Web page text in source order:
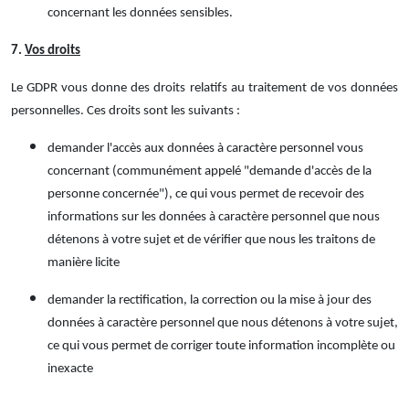
concernant les données sensibles.
7. Vos droits
Le GDPR vous donne des droits relatifs au traitement de vos données
personnelles. Ces droits sont les suivants :
demander l'accès aux données à caractère personnel vous
concernant (communément appelé "demande d'accès de la
personne concernée"), ce qui vous permet de recevoir des
informations sur les données à caractère personnel que nous
détenons à votre sujet et de vérifier que nous les traitons de
manière licite
demander la rectification, la correction ou la mise à jour des
données à caractère personnel que nous détenons à votre sujet,
ce qui vous permet de corriger toute information incomplète ou
inexacte